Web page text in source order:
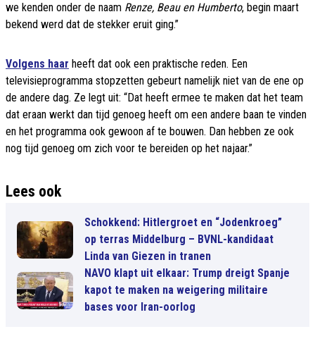
we kenden onder de naam Renze, Beau en Humberto, begin maart
bekend werd dat de stekker eruit ging.”
Volgens haar heeft dat ook een praktische reden. Een
televisieprogramma stopzetten gebeurt namelijk niet van de ene op
de andere dag. Ze legt uit: “Dat heeft ermee te maken dat het team
dat eraan werkt dan tijd genoeg heeft om een andere baan te vinden
en het programma ook gewoon af te bouwen. Dan hebben ze ook
nog tijd genoeg om zich voor te bereiden op het najaar.”
Lees ook
Schokkend: Hitlergroet en “Jodenkroeg”
op terras Middelburg – BVNL-kandidaat
Linda van Giezen in tranen
NAVO klapt uit elkaar: Trump dreigt Spanje
kapot te maken na weigering militaire
bases voor Iran-oorlog